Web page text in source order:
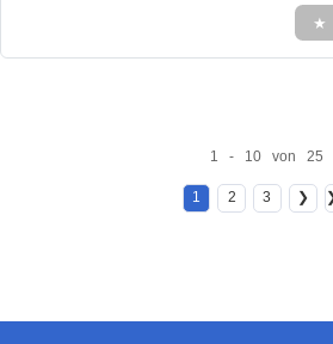
★
1 - 10 von 25
1 2 3 ❯